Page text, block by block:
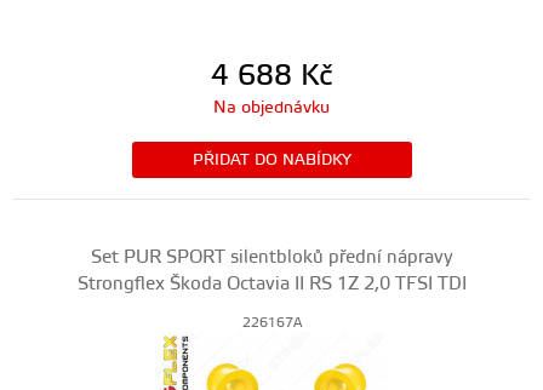
4 688 Kč
Na objednávku
PŘIDAT DO NABÍDKY
Set PUR SPORT silentbloků přední nápravy
Strongflex Škoda Octavia II RS 1Z 2,0 TFSI TDI
226167A